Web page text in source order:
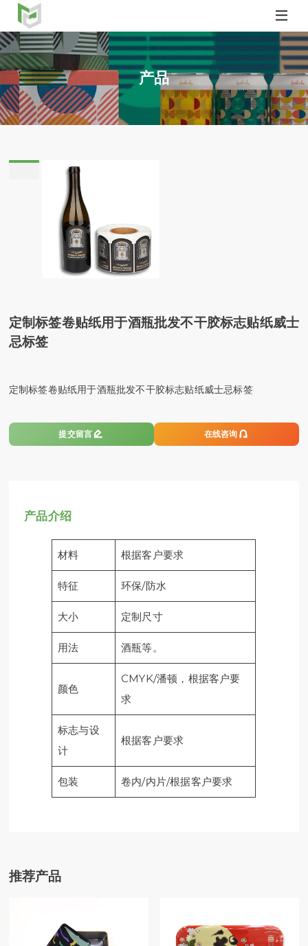

产品
定制标签卷贴纸用于酒瓶批发不干胶标志贴纸威士
忌标签
定制标签卷贴纸用于酒瓶批发不干胶标志贴纸威士忌标签
提交留言  在线咨询 
产品介绍
材料 根据客户要求
特征 环保/防水
大小 定制尺寸
用法 酒瓶等。
颜色
CMYK/潘顿，根据客户要
求
标志与设
计
根据客户要求
包装 卷内/内片/根据客户要求
推荐产品